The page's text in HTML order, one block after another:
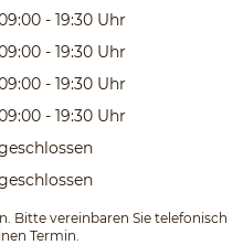
- 19:30 Uhr
- 19:30 Uhr
- 19:30 Uhr
- 19:30 Uhr
Bitte vereinbaren Sie telefonisch
Termin.